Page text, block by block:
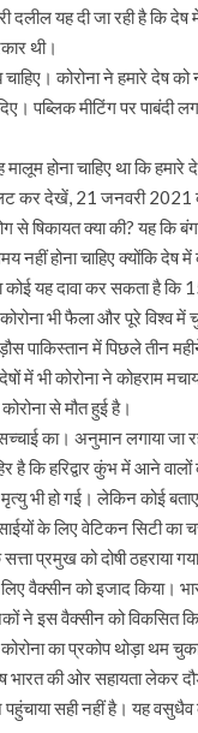
यह दी जा रही है कि
थी।
कोरोना ने हमारे देष को
पब्लिक मीटिंग पर पाबंदी
मालूम होना चाहिए था कि
कर देखें, 21 जनवरी
षिकायत क्या की? यह कि
होना चाहिए क्योंकि देष
यह दावा कर सकता है कि
भी फैला और पूरे विश्व
पाकिस्तान में पिछले
में भी कोरोना ने कोहराम
से मौत हुई है।
का। अनुमान
हरिद्वार कुंभ में आने
भी हो गई। लेकिन कोई
के लिए वेटिकन सिटी का
प्रमुख को दोषी ठहराया
वैक्सीन को इजाद किया।
ने इस वैक्सीन को
का प्रकोप थोड़ा थम
की ओर सहायता लेकर
सही नहीं है। यह